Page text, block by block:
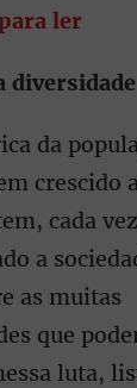
ler
diversidade
da
crescido
cada
a
as muitas
que
luta,